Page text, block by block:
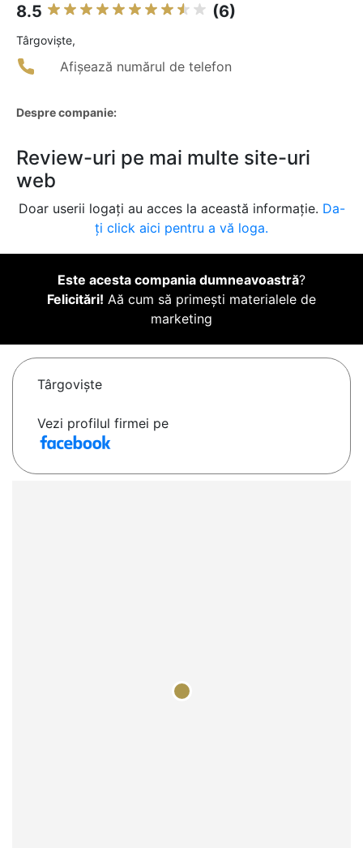
8.5 (6)
Târgovişte,
Afișează numărul de telefon
Despre companie:
Review-uri pe mai multe site-uri
web
Doar userii logați au acces la această informație. Da-
ți click aici pentru a vă loga.
Este acesta compania dumneavoastră?
Felicitări! Aă cum să primești materialele de
marketing
Târgovişte
Vezi profilul firmei pe